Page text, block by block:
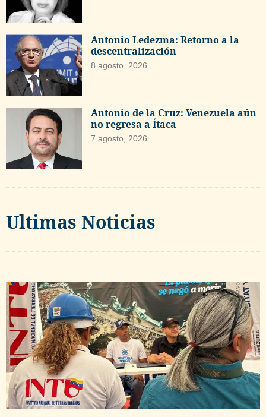
Antonio Ledezma: Retorno a la
descentralización
8 agosto, 2026
Antonio de la Cruz: Venezuela aún
no regresa a Ítaca
7 agosto, 2026
Ultimas Noticias